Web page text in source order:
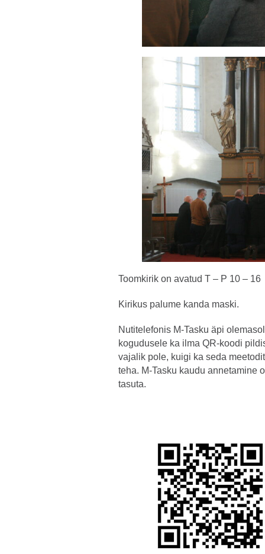
Toomkirik on avatud T – P 10 – 16
Kirikus palume kanda maski.
Nutitelefonis M-Tasku äpi
kogudusele ka ilma QR-koodi
vajalik pole, kuigi ka seda
teha. M-Tasku kaudu annetamine
tasuta.